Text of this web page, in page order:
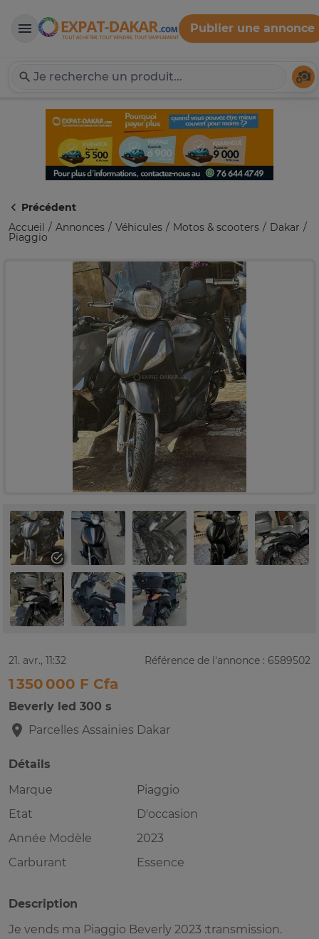
Expat-Dakar
Publier une annonce
Précédent
Accueil
Annonces Véhicules Motos & scooters Dakar
Piaggio
21. avr., 11:32 Référence de l'annonce : 6589502
1 350 000 F Cfa
Beverly led 300 s
Parcelles Assainies Dakar
Détails
Marque
Piaggio
Etat
D'occasion
Année Modèle
2023
Carburant
Essence
Description
Je vends ma Piaggio Beverly 2023 :transmission.